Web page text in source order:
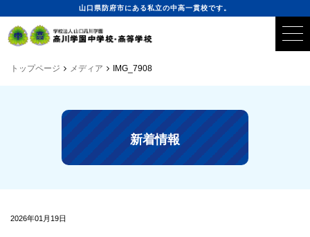
山口県防府市にある私立の中高一貫校です。
トップページ メディア IMG_7908
新着情報
2026年01月19日